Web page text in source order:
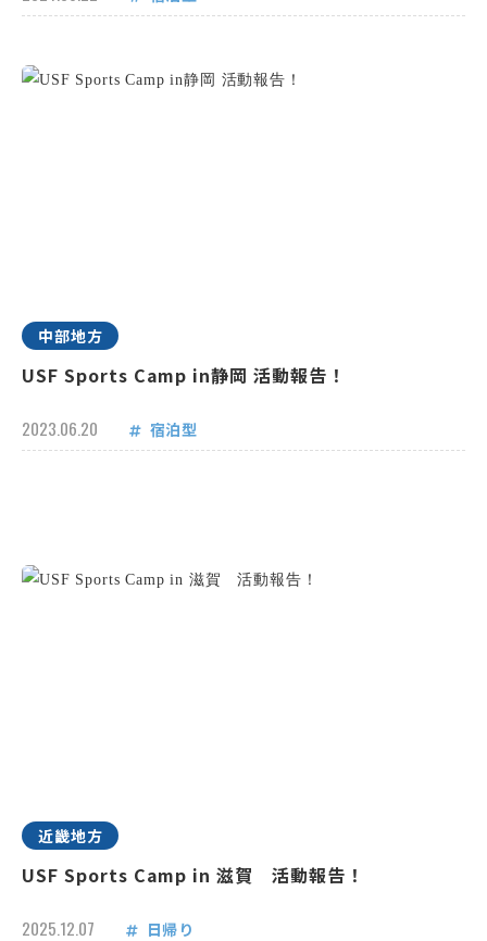
中部地方
USF Sports Camp in静岡 活動報告！
2023.06.20 宿泊型
近畿地方
USF Sports Camp in 滋賀 活動報告！
2025.12.07 日帰り